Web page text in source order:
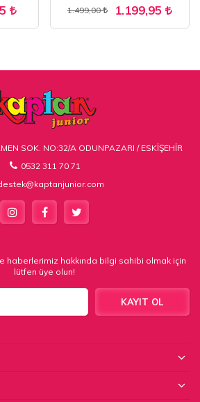
FENK 201
1.499,00 1.199,95
SOK. NO:32/A ODUNPAZARI / ESKİŞEHİR
0532 311 70 71
haberlerimiz hakkında bilgi sahibi olmak için
lütfen üye olun!
KAYIT OL